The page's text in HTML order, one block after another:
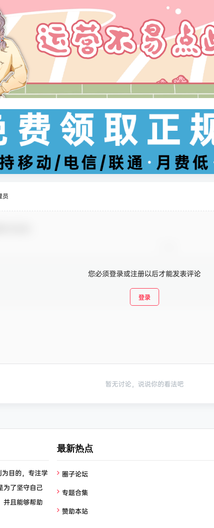
员
您必须登录或注册以后才能发表评论
登录
暂无讨论，说说你的看法吧
目的，专注学
为了坚守自己
并且能够帮助
最新热点
圈子论坛
专题合集
赞助本站